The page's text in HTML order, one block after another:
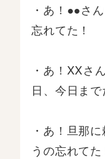
・あ！●●さ
忘れてた！
・あ！XXさ
日、今日まで
・あ！旦那
うの忘れてた